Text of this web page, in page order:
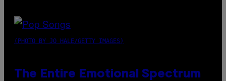
(PHOTO BY JO HALE/GETTY IMAGES)
The Entire Emotional Spectrum